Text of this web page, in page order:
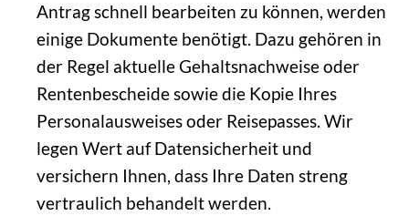
Antrag schnell bearbeiten zu können, werden
einige Dokumente benötigt. Dazu gehören in
der Regel aktuelle Gehaltsnachweise oder
Rentenbescheide sowie die Kopie Ihres
Personalausweises oder Reisepasses. Wir
legen Wert auf Datensicherheit und
versichern Ihnen, dass Ihre Daten streng
vertraulich behandelt werden.